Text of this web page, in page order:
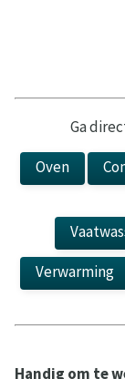
Ga
Oven
Verwarming
Handig om te